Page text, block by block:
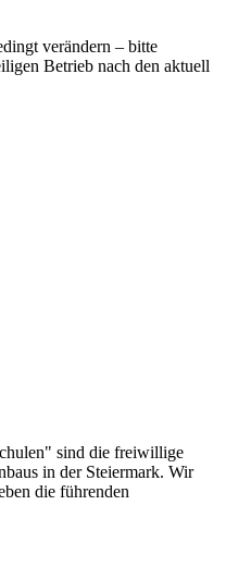
verändern – bitte
Betrieb nach den aktuell
sind die freiwillige
in der Steiermark. Wir
die führenden